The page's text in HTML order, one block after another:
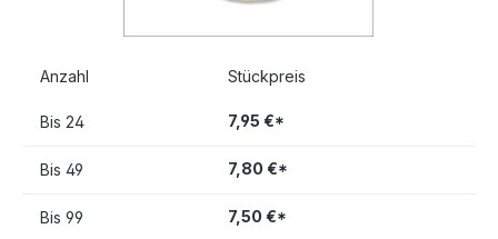
Anzahl Stückpreis
Bis 24 7,95 €*
Bis 49 7,80 €*
Bis 99 7,50 €*